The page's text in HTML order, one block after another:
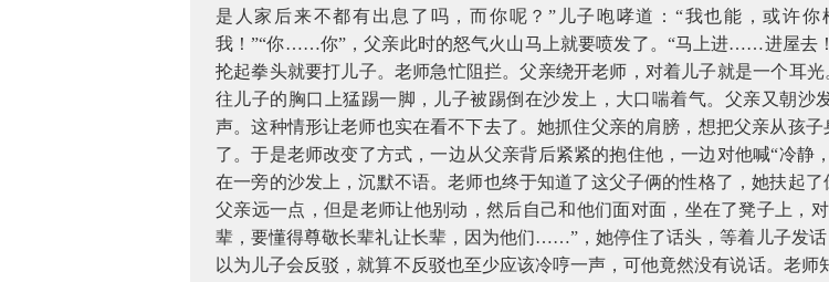
是人家后来不都有出息了吗，而你呢？”儿子咆哮道：“我也能，或许
我！”“你……你”，父亲此时的怒气火山马上就要喷发了。“马上进……进屋去
抡起拳头就要打儿子。老师急忙阻拦。父亲绕开老师，对着儿子就是一个耳
往儿子的胸口上猛踢一脚，儿子被踢倒在沙发上，大口喘着气。父亲又朝沙
声。这种情形让老师也实在看不下去了。她抓住父亲的肩膀，想把父亲从孩
了。于是老师改变了方式，一边从父亲背后紧紧的抱住他，一边对他喊“冷静
在一旁的沙发上，沉默不语。老师也终于知道了这父子俩的性格了，她扶起
父亲远一点，但是老师让他别动，然后自己和他们面对面，坐在了凳子上，
辈，要懂得尊敬长辈礼让长辈，因为他们……”，她停住了话头，等着儿子发
以为儿子会反驳，就算不反驳也至少应该冷哼一声，可他竟然没有说话。老